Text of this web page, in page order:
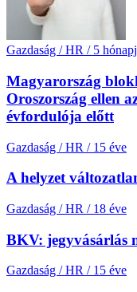
Gazdaság / HR / 5
Magyarország
Oroszország ellen
évfordulója előtt
Gazdaság / HR / 15 éve
A helyzet
Gazdaság / HR / 18 éve
BKV: jegyvásárlás
Gazdaság / HR / 15 éve